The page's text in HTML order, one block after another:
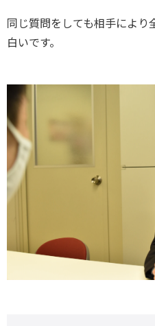
同じ質問をしても相手により
白いです。